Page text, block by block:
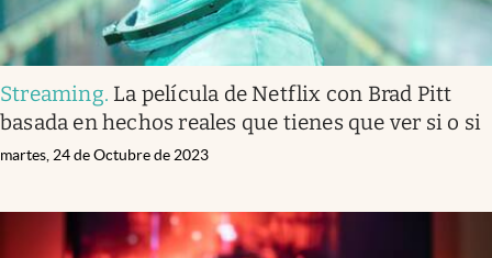
Streaming. La película de Netflix con Brad Pitt
basada en hechos reales que tienes que ver si o si
martes, 24 de Octubre de 2023